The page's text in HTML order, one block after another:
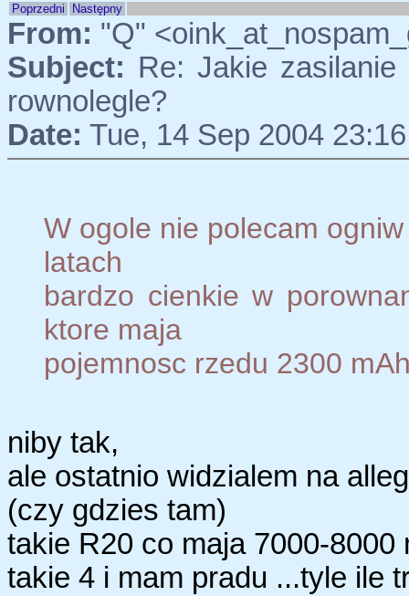
Poprzedni Następny
From: "Q"
Subject: Re: Jakie
rownolegle?
Date: Tue, 14 Sep 2004
W ogole nie polecam
latach
bardzo cienkie w
ktore maja
pojemnosc rzedu 2300
niby tak,
ale ostatnio widzialem na
(czy gdzies tam)
takie R20 co maja 7000-8000
takie 4 i mam pradu ...tyle ile